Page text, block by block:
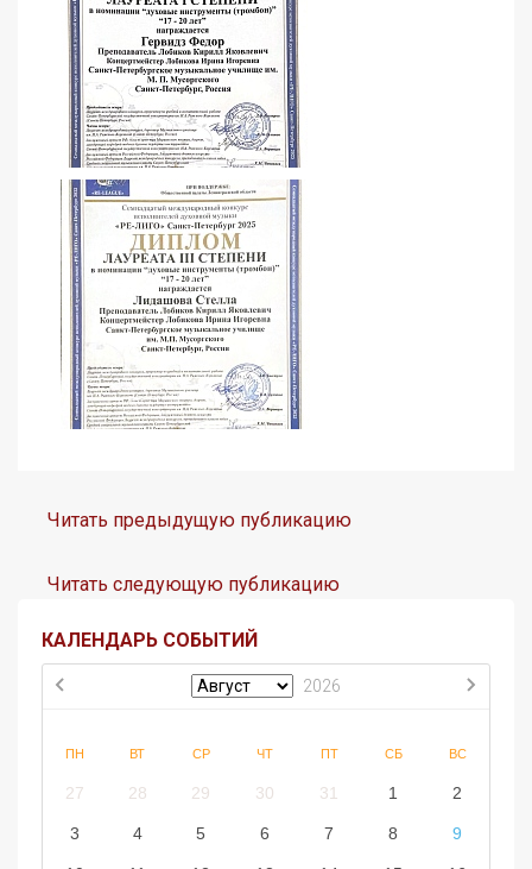
Читать предыдущую публикацию
Читать следующую публикацию
КАЛЕНДАРЬ СОБЫТИЙ
2026
ПН ВТ СР ЧТ ПТ СБ ВС
27 28 29 30 31 1 2
3 4 5 6 7 8 9